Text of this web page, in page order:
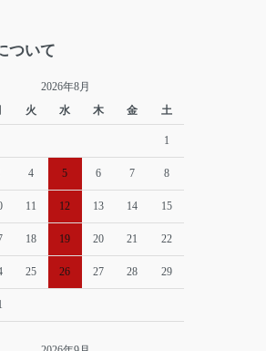
ついて
2026年8月
火 水 木 金 土
1
4 5 6 7 8
11 12 13 14 15
18 19 20 21 22
25 26 27 28 29